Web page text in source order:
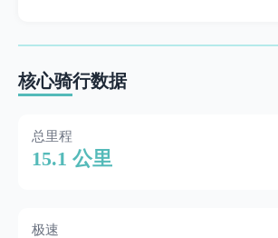
核心骑行数据
总里程
15.1 公里
极速